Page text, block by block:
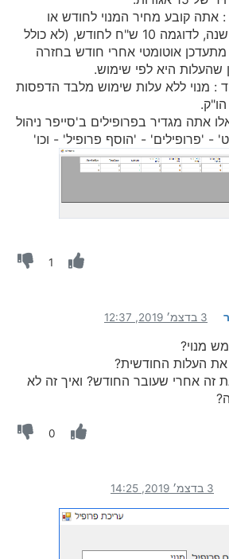
אתה קובע מחיר המנוי לחודש או
חודשיים או חצי שנה, לדוגמה 10 ש"ח לחודש, (לא כולל
אוטומטי אחרי חודש בחזרה
היא לפי שימוש.
: מנוי ללא עלות שימוש מלבד הדפסות
אתה מגדיר בפרופילים ב'סייפר ניהול
- 'פרופילים' - 'הוסף פרופיל' - וכו'
1
3 בדצמ׳ 2019, 12:37
מנוי?
את העלות החודשית?
זה אחרי שעובר החודש? ואיך זה לא
0
3 בדצמ׳ 2019, 14:25